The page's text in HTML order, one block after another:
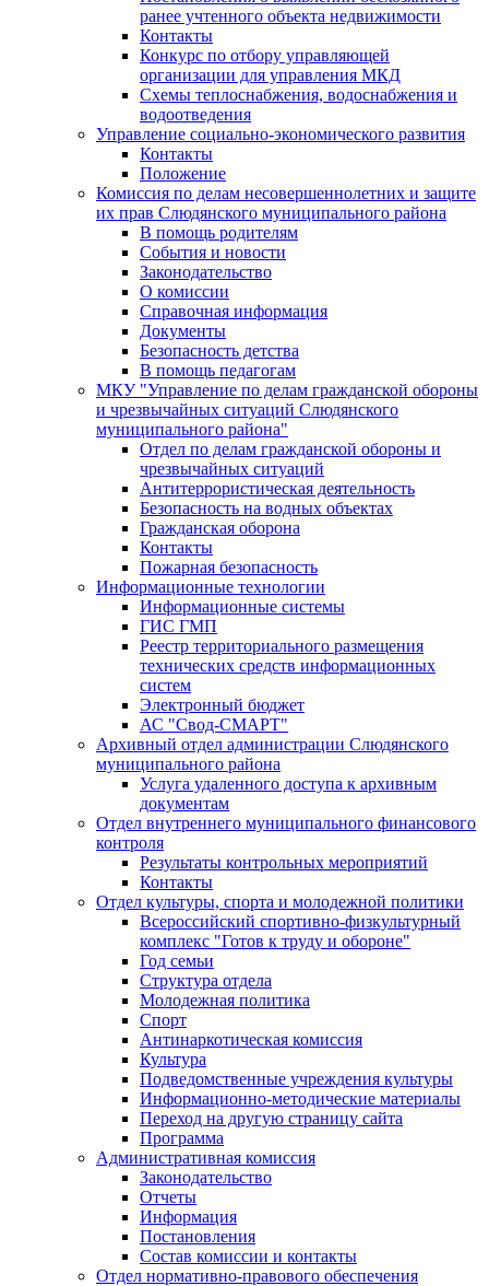
ранее учтенного объекта недвижимости
Контакты
Конкурс по отбору управляющей
организации для управления МКД
Схемы теплоснабжения, водоснабжения и
водоотведения
Управление социально-экономического развития
Контакты
Положение
Комиссия по делам несовершеннолетних и защите
их прав Слюдянского муниципального района
В помощь родителям
События и новости
Законодательство
О комиссии
Справочная информация
Документы
Безопасность детства
В помощь педагогам
МКУ "Управление по делам гражданской обороны
и чрезвычайных ситуаций Слюдянского
муниципального района"
Отдел по делам гражданской обороны и
чрезвычайных ситуаций
Антитеррористическая деятельность
Безопасность на водных объектах
Гражданская оборона
Контакты
Пожарная безопасность
Информационные технологии
Информационные системы
ГИС ГМП
Реестр территориального размещения
технических средств информационных
систем
Электронный бюджет
АС "Свод-СМАРТ"
Архивный отдел администрации Слюдянского
муниципального района
Услуга удаленного доступа к архивным
документам
Отдел внутреннего муниципального финансового
контроля
Результаты контрольных мероприятий
Контакты
Отдел культуры, спорта и молодежной политики
Всероссийский спортивно-физкультурный
комплекс "Готов к труду и обороне"
Год семьи
Структура отдела
Молодежная политика
Спорт
Антинаркотическая комиссия
Культура
Подведомственные учреждения культуры
Информационно-методические материалы
Переход на другую страницу сайта
Программа
Административная комиссия
Законодательство
Отчеты
Информация
Постановления
Состав комиссии и контакты
Отдел нормативно-правового обеспечения